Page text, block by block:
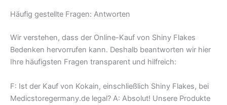
Häufig gestellte Fragen: Antworten
Wir verstehen, dass der Online-Kauf von Shiny Flakes
Bedenken hervorrufen kann. Deshalb beantworten wir hier
Ihre häufigsten Fragen transparent und hilfreich:
F: Ist der Kauf von Kokain, einschließlich Shiny Flakes, bei
Medicstoregermany.de legal? A: Absolut! Unsere Produkte